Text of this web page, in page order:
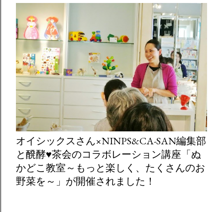
オイシックスさん×NINPS&CA-SAN編集部
と醗酵♥茶会のコラボレーション講座「ぬ
かどこ教室～もっと楽しく、たくさんのお
野菜を～」が開催されました！